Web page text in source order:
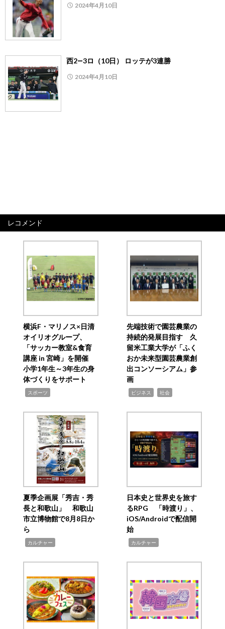
2024年4月10日
西2―3ロ（10日） ロッテが3連勝
2024年4月10日
レコメンド
横浜F・マリノス×日清
オイリオグループ、
「サッカー教室&食育
講座 in 宮崎」を開催
小学1年生～3年生の身
体づくりをサポート
スポーツ
先端技術で園芸農業の
持続的発展目指す 久
留米工業大学が「ふく
おか未来型園芸農業創
出コンソーシアム」参
画
ビジネス 社会
夏季企画展「秀吉・秀
長と和歌山」 和歌山
市立博物館で8月8日か
ら
カルチャー
日本史と世界史を旅す
るRPG 「時渡り」、
iOS/Androidで配信開
始
カルチャー